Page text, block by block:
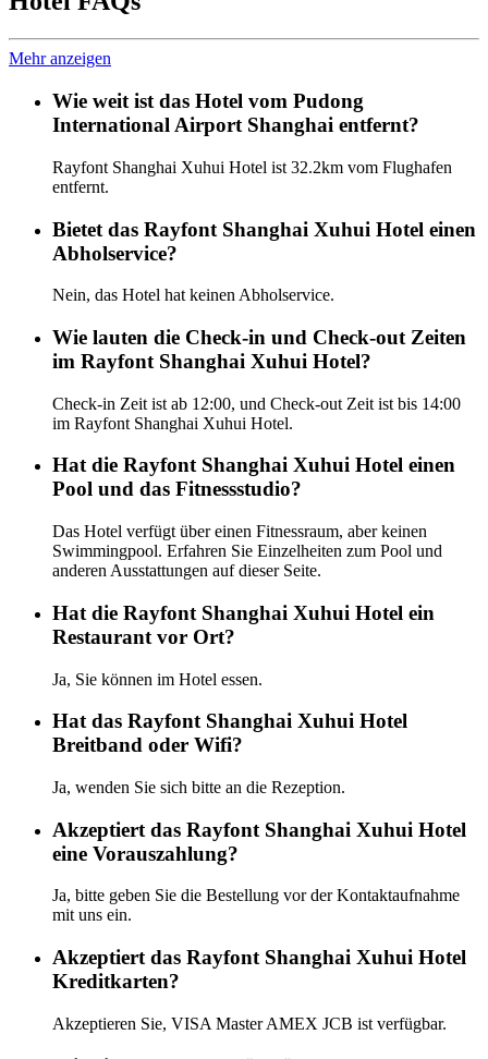
Mehr anzeigen
Wie weit ist das Hotel vom Pudong
International Airport Shanghai entfernt?
Rayfont Shanghai Xuhui Hotel ist 32.2km vom Flughafen
entfernt.
Bietet das Rayfont Shanghai Xuhui Hotel einen
Abholservice?
Nein, das Hotel hat keinen Abholservice.
Wie lauten die Check-in und Check-out Zeiten
im Rayfont Shanghai Xuhui Hotel?
Check-in Zeit ist ab 12:00, und Check-out Zeit ist bis 14:00
im Rayfont Shanghai Xuhui Hotel.
Hat die Rayfont Shanghai Xuhui Hotel einen
Pool und das Fitnessstudio?
Das Hotel verfügt über einen Fitnessraum, aber keinen
Swimmingpool. Erfahren Sie Einzelheiten zum Pool und
anderen Ausstattungen auf dieser Seite.
Hat die Rayfont Shanghai Xuhui Hotel ein
Restaurant vor Ort?
Ja, Sie können im Hotel essen.
Hat das Rayfont Shanghai Xuhui Hotel
Breitband oder Wifi?
Ja, wenden Sie sich bitte an die Rezeption.
Akzeptiert das Rayfont Shanghai Xuhui Hotel
eine Vorauszahlung?
Ja, bitte geben Sie die Bestellung vor der Kontaktaufnahme
mit uns ein.
Akzeptiert das Rayfont Shanghai Xuhui Hotel
Kreditkarten?
Akzeptieren Sie, VISA Master AMEX JCB ist verfügbar.